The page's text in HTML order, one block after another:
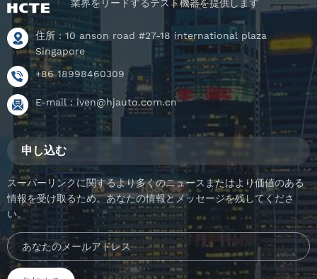
業界をリードするテスト機器を提供します
住所 : 10 anson road #27-18 international plaza
Singapore
+86 18998460309
E-mail :iven@hjauto.com.cn
申し込む
スーパーリンクに関するより多くのニュースまたはより価値のある
情報を受け取るため。あなたの情報とメッセージを残してくださ
い。